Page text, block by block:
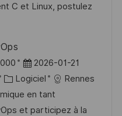
f
c
h
a
g
r C et Linux, postulez
D
a
t
e
2026-01-21
C
a
t
Logiciel
Rennes
en tant
et participez à la